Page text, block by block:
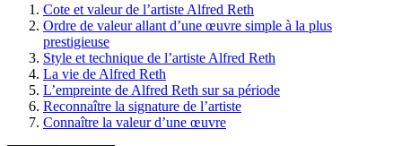
Cote et valeur de l’artiste Alfred Reth
Ordre de valeur allant d’une œuvre simple à la plus
prestigieuse
Style et technique de l’artiste Alfred Reth
La vie de Alfred Reth
L’empreinte de Alfred Reth sur sa période
Reconnaître la signature de l’artiste
Connaître la valeur d’une œuvre